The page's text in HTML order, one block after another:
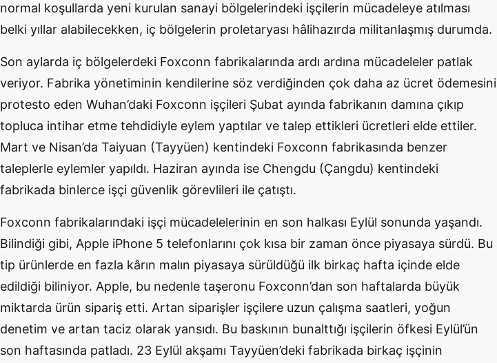
normal koşullarda yeni kurulan sanayi bölgelerindeki işçilerin mücadeleye atılması
belki yıllar alabilecekken, iç bölgelerin proletaryası hâlihazırda militanlaşmış durumda.
Son aylarda iç bölgelerdeki Foxconn fabrikalarında ardı ardına mücadeleler patlak
veriyor. Fabrika yönetiminin kendilerine söz verdiğinden çok daha az ücret ödemesini
protesto eden Wuhan’daki Foxconn işçileri Şubat ayında fabrikanın damına çıkıp
topluca intihar etme tehdidiyle eylem yaptılar ve talep ettikleri ücretleri elde ettiler.
Mart ve Nisan’da Taiyuan (Tayyüen) kentindeki Foxconn fabrikasında benzer
taleplerle eylemler yapıldı. Haziran ayında ise Chengdu (Çangdu) kentindeki
fabrikada binlerce işçi güvenlik görevlileri ile çatıştı.
Foxconn fabrikalarındaki işçi mücadelelerinin en son halkası Eylül sonunda yaşandı.
Bilindiği gibi, Apple iPhone 5 telefonlarını çok kısa bir zaman önce piyasaya sürdü. Bu
tip ürünlerde en fazla kârın malın piyasaya sürüldüğü ilk birkaç hafta içinde elde
edildiği biliniyor. Apple, bu nedenle taşeronu Foxconn’dan son haftalarda büyük
miktarda ürün sipariş etti. Artan siparişler işçilere uzun çalışma saatleri, yoğun
denetim ve artan taciz olarak yansıdı. Bu baskının bunalttığı işçilerin öfkesi Eylül’ün
son haftasında patladı. 23 Eylül akşamı Tayyüen’deki fabrikada birkaç işçinin